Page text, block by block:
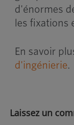
d'énormes
les fixations
En savoir
d'ingénierie.
Laissez un